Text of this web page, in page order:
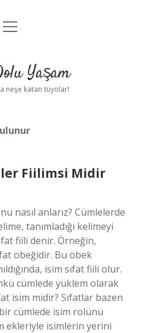
Uyarı
menüyü
Yaşam
neşe katan tüyolar!
Fiilimsi Midir
nasıl anlarız? Cümlelerde
tanımladığı kelimeyi
fiili denir. Örneğin,
öbeğidir. Bu öbek
isim sıfat fiili olur.
cümlede yüklem olarak
isim midir? Sıfatlar bazen
cümlede isim rolünü
ekleriyle isimlerin yerini